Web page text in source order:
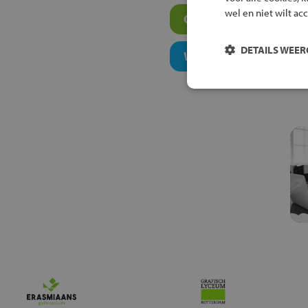
Overige algemeen
Welk niveau past bij
wel en niet wilt
DETAILS